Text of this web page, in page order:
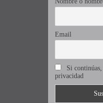
Email
Si
privacidad